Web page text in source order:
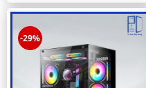
-29%